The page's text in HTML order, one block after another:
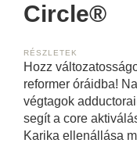
Circle®
RÉSZLETEK
Hozz
reformer óráidba!
végtagok
segít a core
Karika ellenállása